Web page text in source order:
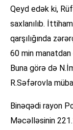
Qeyd edək ki,
saxlanılıb.
qarşılığında
60 min
Buna görə də
R.Səfərovla
Binəqədi rayon
Məcəlləsinin